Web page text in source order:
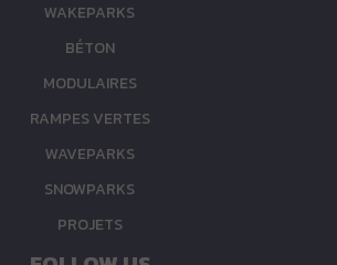
WAKEPARKS
BÉTON
MODULAIRES
RAMPES VERTES
WAVEPARKS
SNOWPARKS
PROJETS